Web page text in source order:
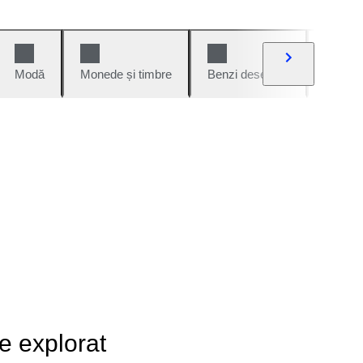
Modă Monede și timbre Benzi desenate
explorat